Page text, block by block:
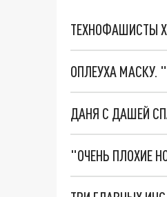
ТЕХНОФАШИСТЫ
ОПЛЕУХА МАСКУ.
ДАНЯ С ДАШЕЙ